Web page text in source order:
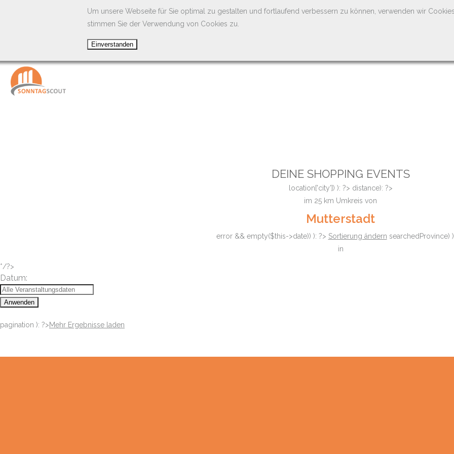
Um unsere Webseite für Sie optimal zu gestalten und fortlaufend verbessern zu können, verwenden wir
stimmen Sie der Verwendung von Cookies zu.
DEINE SHOPPING EVENTS
location['city']) ): ?> distance): ?>
im 25 km Umkreis von
Mutterstadt
error && empty($this->date)) ): ?> Sortierung ändern searchedProvince)
in
*/?>
Datum:
Anwenden
pagination ): ?>Mehr Ergebnisse laden